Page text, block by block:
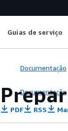
Guias de serviço
Documentação
Documentação
PDF RSS